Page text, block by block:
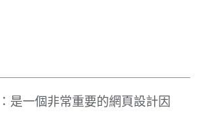
是一個非常重要的網頁設計因